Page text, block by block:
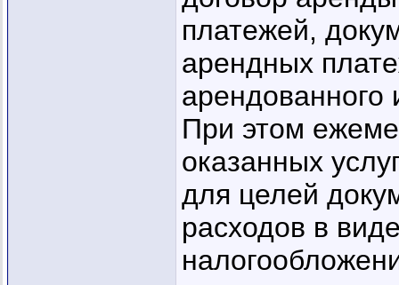
платежей,
арендных
арендованного
При этом
оказанных
для целей
расходов в